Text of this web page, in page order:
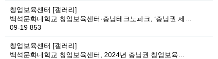
창업보육센터 [갤러리]
백석문화대학교 창업보육센터·충남테크노파크, ‘충남권 제…
09-19 853
창업보육센터 [갤러리]
백석문화대학교 창업보육센터, 2024년 충남권 창업보육…